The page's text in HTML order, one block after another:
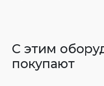
С этим
покупают